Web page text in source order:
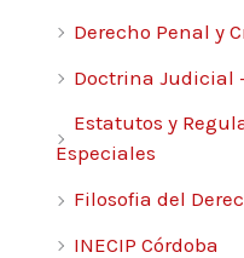
Derecho Penal y
Doctrina Judicial
Estatutos y
Especiales
Filosofia del
INECIP Córdoba